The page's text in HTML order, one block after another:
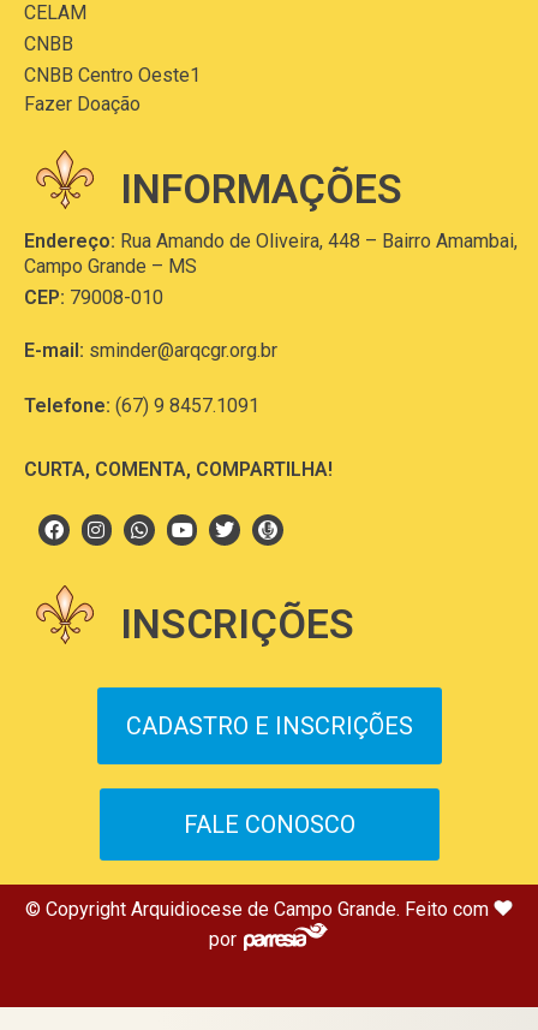
CELAM
CNBB
CNBB Centro Oeste1
Fazer Doação
INFORMAÇÕES
Endereço: Rua Amando de Oliveira, 448 – Bairro Amambai,
Campo Grande – MS
CEP: 79008-010
E-mail: sminder@arqcgr.org.br
Telefone: (67) 9 8457.1091
CURTA, COMENTA, COMPARTILHA!
INSCRIÇÕES
CADASTRO E INSCRIÇÕES
FALE CONOSCO
© Copyright Arquidiocese de Campo Grande. Feito com
por